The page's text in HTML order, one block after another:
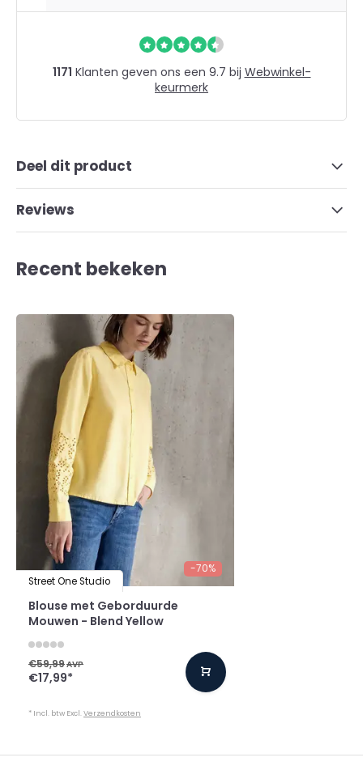
1171 Klanten geven ons een 9.7 bij Webwinkel-
keurmerk
Deel dit product
Reviews
Recent bekeken
-70%
Street One Studio
Blouse met Geborduurde
Mouwen - Blend Yellow
€59,99AVP
€17,99*
* Incl. btw Excl.Verzendkosten